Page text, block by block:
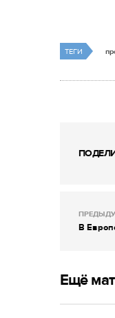
ТЕГИ
В
Ещё